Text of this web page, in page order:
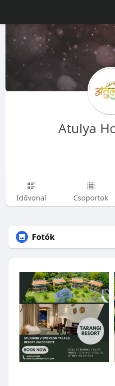
Atulya
Idővonal Csoportok
Fotók